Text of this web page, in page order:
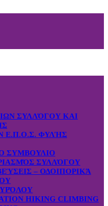
ΣΥΛΛΌΓΟΥ ΚΑΙ
Ε.Π.Ο.Σ. ΦΥΛΉΣ
ΣΥΜΒΟΥΛΙΟ
ΣΥΛΛΌΓΟΥ
– ΟΔΟΙΠΟΡΙΚΆ
HIKING CLIMBING